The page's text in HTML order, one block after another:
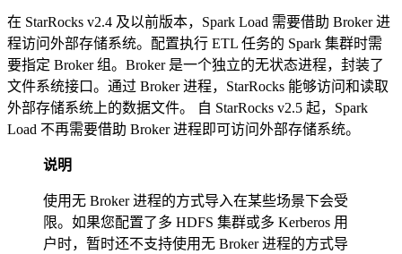
在 StarRocks v2.4 及以前版本，Spark Load 需要借助 Broker 进
程访问外部存储系统。配置执行 ETL 任务的 Spark 集群时需
要指定 Broker 组。Broker 是一个独立的无状态进程，封装了
文件系统接口。通过 Broker 进程，StarRocks 能够访问和读取
外部存储系统上的数据文件。 自 StarRocks v2.5 起，Spark
Load 不再需要借助 Broker 进程即可访问外部存储系统。
说明
使用无 Broker 进程的方式导入在某些场景下会受
限。如果您配置了多 HDFS 集群或多 Kerberos 用
户时，暂时还不支持使用无 Broker 进程的方式导